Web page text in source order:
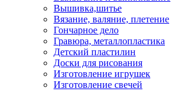
Вышивка,шитье
Вязание, валяние, плетение
Гончарное дело
Гравюра, металлопластика
Детский пластилин
Доски для рисования
Изготовление игрушек
Изготовление свечей